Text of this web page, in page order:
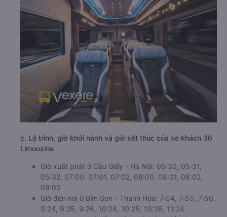
c. Lộ trình, giờ khởi hành và giờ kết thúc của xe khách 36
Limousine
Giờ xuất phát ở Cầu Giấy - Hà Nội: 05:30, 05:31,
05:32, 07:00, 07:01, 07:02, 08:00, 08:01, 08:02,
09:00
Giờ đến nơi ở Bỉm Sơn - Thanh Hóa: 7:54, 7:55, 7:56,
9:24, 9:25, 9:26, 10:24, 10:25, 10:26, 11:24